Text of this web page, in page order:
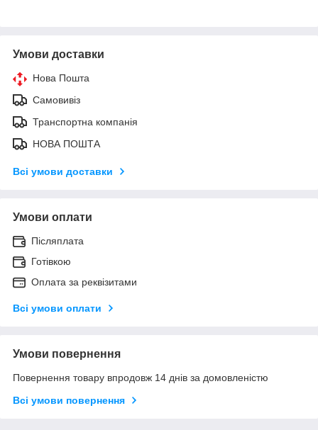
Умови доставки
Нова Пошта
Самовивіз
Транспортна компанія
НОВА ПОШТА
Всі умови доставки
Умови оплати
Післяплата
Готівкою
Оплата за реквізитами
Всі умови оплати
Умови повернення
Повернення товару впродовж 14 днів за домовленістю
Всі умови повернення